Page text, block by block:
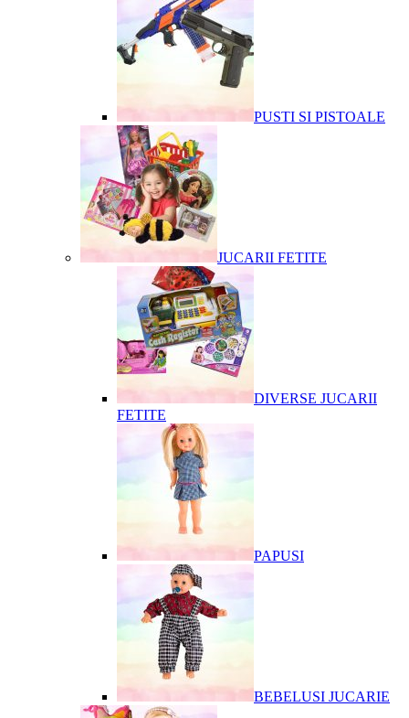
PUSTI SI PISTOALE
JUCARII FETITE
DIVERSE JUCARII
FETITE
PAPUSI
BEBELUSI JUCARIE